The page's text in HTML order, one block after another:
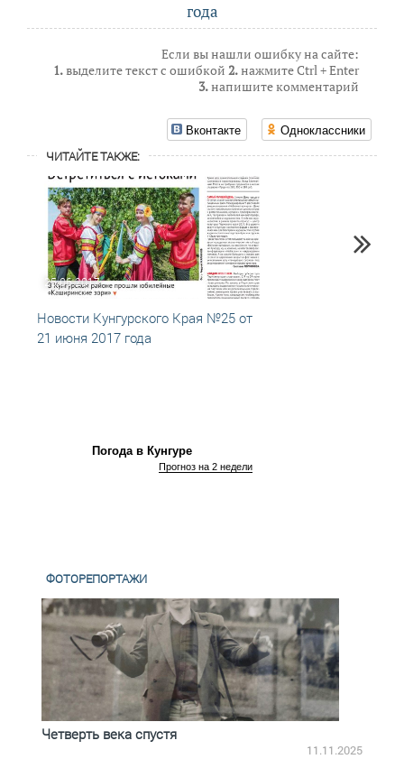
года
Если вы нашли ошибку на сайте:
1.выделите текст с ошибкой 2.нажмите Ctrl + Enter
3.напишите комментарий
Вконтакте Одноклассники
ЧИТАЙТЕ ТАКЖЕ:
25.06.2017
Новости Кунгурского Края №25 от
21 июня 2017 года
Погода в Кунгуре
Прогноз на 2 недели
ФОТОРЕПОРТАЖИ
Четверть века спустя
11.11.2025